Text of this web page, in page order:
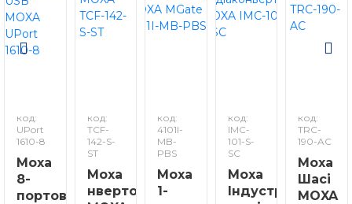
код:
UPort
1610-8
Moxa
8-
портовий
код:
TCF-
142-S-
ST
Moxa
нвертор
код:
4101I-
MB-
PBS
Moxa
1-
код:
IMC-
101-S-
SC
Moxa
Індустріальний
код:
TRC-
190-AC
Moxa
Шасі
MOXA